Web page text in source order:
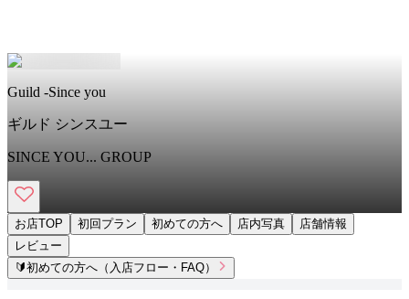
Guild -Since you
ギルド シンスユー
SINCE YOU... GROUP
お店TOP 初回プラン 初めての方へ 店内写真
店舗情報
レビュー
🔰初めての方へ（入店フロー・FAQ）